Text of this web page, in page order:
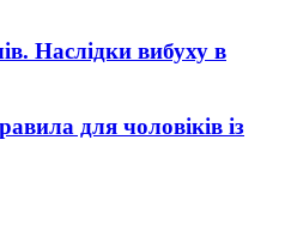
Наслідки вибуху в
для чоловіків із